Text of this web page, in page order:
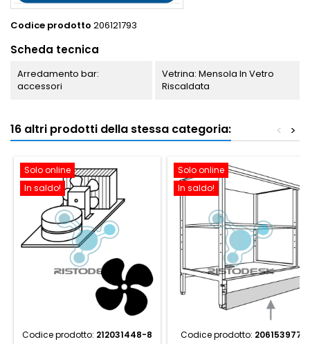
Codice prodotto 206121793
Scheda tecnica
Arredamento bar:
accessori
Vetrina: Mensola In Vetro
Riscaldata
16 altri prodotti della stessa categoria: >
<
Solo online
In saldo!
Codice prodotto: 212031448-8
Solo online
In saldo!
Codice prodotto: 206153977